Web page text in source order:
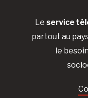
Le service
partout au
le